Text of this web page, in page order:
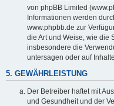
von phpBB Limited
Informationen werden
www.phpbb.de zur
die Art und Weise, wie die
insbesondere die
untersagen oder auf
5. GEWÄHRLEISTUNG
Der Betreiber haftet mit
und Gesundheit und der